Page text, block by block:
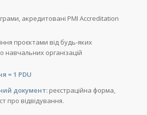
акредитовані PMI Accreditation
проєктами від будь-яких
навчальних організацій
= 1 PDU
документ:реєстраційна форма,
про відвідування.